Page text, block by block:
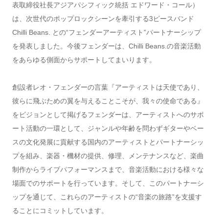
表取締役社長アジアパシフィック統括 エドワード・コール）
は、次世代のポップロックシーンを牽引する3ピースバンド
Chilli Beans. との“フェンダーアーティスト”パートナーシップ
を発表しました。今後フェンダーは、Chilli Beans.の音楽活動
をあらゆる側面からサポートしてまいります。
創設者レオ・フェンダーの言葉『アーティストは天使であり、
彼らに飛ぶための翼を与えることこそが、我々の使命である』
をビジョンとして掲げるフェンダーは、アーティストへのサポ
ート活動の一環として、ジャンルや年齢を問わずギターやベー
スの文化発展に貢献する国内のアーティストとパートナーシッ
プを組み、楽器・機材の提供、修理、メンテナンスなど、楽曲
制作からライブパフォーマンスまで、音楽活動における様々な
場面でのサポートを行っています。そして、このパートナーシ
ップを通じて、これらのアーティストの“音楽の旅路”を支援す
ることにコミットしています。